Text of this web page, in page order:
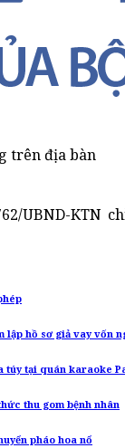
trên địa bàn
UBND-
lập hồ sơ giả vay vốn
túy tại quán karaoke
thu gom bệnh nhân
pháo hoa nổ